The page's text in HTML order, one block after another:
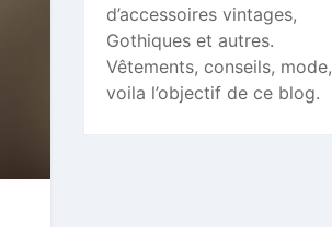
d’accessoires vintages,
Gothiques et autres.
Vêtements, conseils, mode,
voila l’objectif de ce blog.